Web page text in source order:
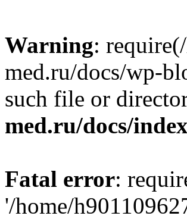
Warning:
med.ru/docs/wp-
such file or
med.ru/docs/
Fatal error:
'/home/